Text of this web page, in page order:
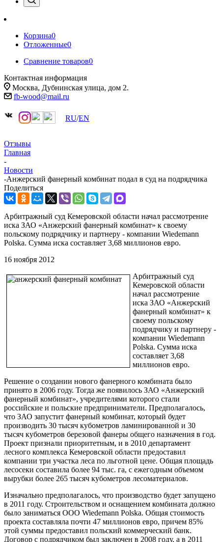
Корзина0
Отложенные0
Сравнение товаров0
Контактная информация
Москва, Дубнинская улица, дом 2.
fb-wood@mail.ru
RU/EN
Отзывы
Главная
-
Новости
-Анжерский фанерный комбинат подал в суд на подрядчика
Поделиться
Арбитражный суд Кемеровской области начал рассмотрение
иска ЗАО «Анжерский фанерный комбинат» к своему
польскому подрядчику и партнеру - компании Wiedemann
Polska. Сумма иска составляет 3,68 миллионов евро.
16 ноября 2012
Арбитражный суд
Кемеровской области
начал рассмотрение
иска ЗАО «Анжерский
фанерный комбинат» к
своему польскому
подрядчику и партнеру -
компании Wiedemann
Polska. Сумма иска
составляет 3,68
миллионов евро.
Решение о создании нового фанерного комбината было
принято в 2006 году. Тогда же появилось ЗАО «Анжерский
фанерный комбинат», учредителями которого стали
российские и польские предприниматели. Предполагалось,
что ЗАО запустит фанерный комбинат, который будет
производить 30 тысяч кубометров ламинированной и 30
тысяч кубометров березовой фанеры общего назначения в год.
Проект признали приоритетным, и в 2010 департамент
лесного комплекса Кемеровской области предоставил
компании три участка леса по льготной цене. Общая площадь
лесосеки составила более 94 тыс. га, с ежегодным объемом
вырубки более 265 тысяч кубометров лесоматериалов.
Изначально предполагалось, что производство будет запущено
в 2011 году. Строительством и оснащением комбината должно
было заниматься ООО Wiedemann Polska. Общая стоимость
проекта составляла почти 47 миллионов евро, причем 85%
этой суммы предоставил польский коммерческий банк.
Договор с подрядчиком был заключен в 2008 году, а в 2011